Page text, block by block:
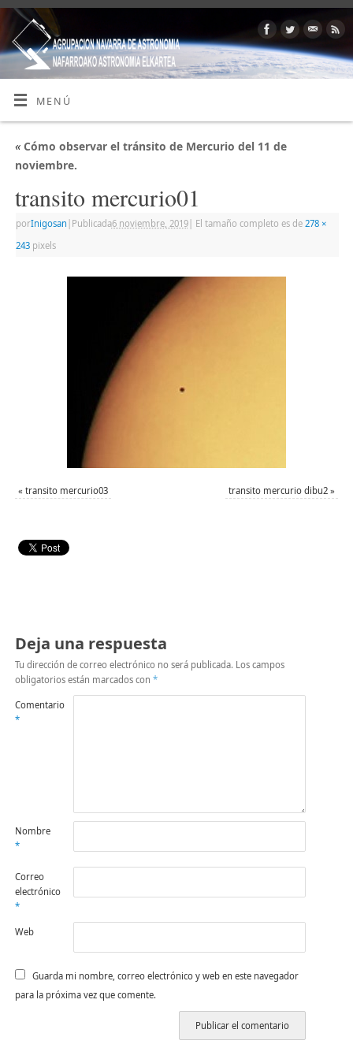
MENÚ
«Cómo observar el tránsito de Mercurio del 11 de
noviembre.
transito mercurio01
porInigosan Publicada6 noviembre, 2019| El tamaño completo es de 278 ×
243pixels
« transito mercurio03 transito mercurio dibu2 »
Deja una respuesta
Tu dirección de correo electrónico no será publicada. Los campos
obligatorios están marcados con *
Comentario
*
Nombre
*
Correo
electrónico
*
Web
Guarda mi nombre, correo electrónico y web en este navegador
para la próxima vez que comente.